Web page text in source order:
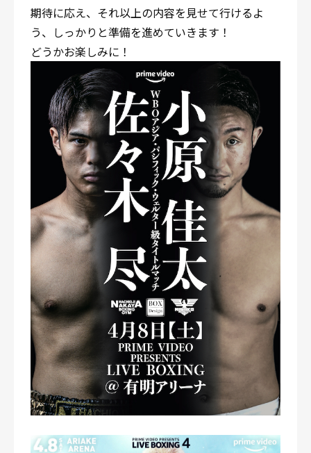
期待に応え、それ以上の内容を見せて行けるよ
う、しっかりと準備を進めていきます！
どうかお楽しみに！